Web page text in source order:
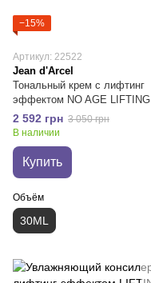
−15%
Артикул: 22522
Jean d'Arcel
Тональный крем с лифтинг
эффектом NO AGE LIFTING
MAKE UP
2 592 грн 3 050 грн
В наличии
Купить
Объём
30ML